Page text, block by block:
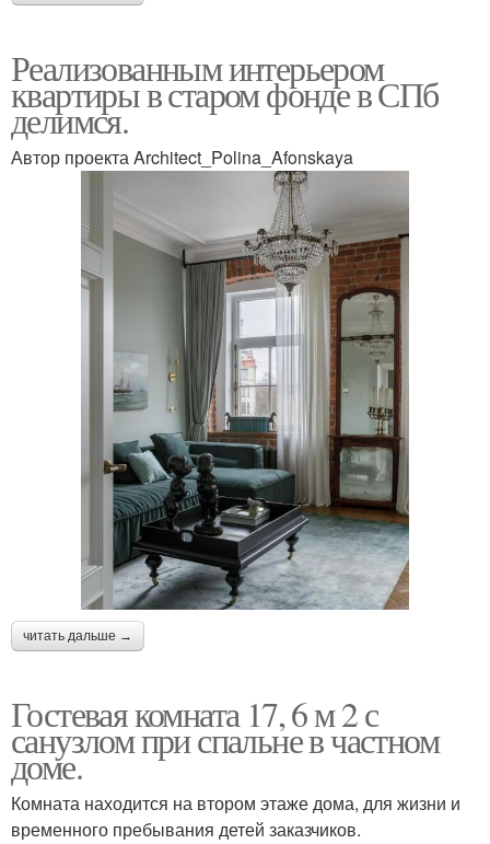
Реализованным интерьером
квартиры в старом фонде в СПб
делимся.
Автор проекта Architect_Polina_Afonskaya
читать дальше →
Гостевая комната 17, 6 м 2 с
санузлом при спальне в частном
доме.
Комната находится на втором этаже дома, для жизни и
временного пребывания детей заказчиков.